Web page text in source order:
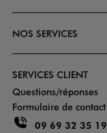
NOS SERVICES
SERVICES CLIENT
Questions/réponses
Formulaire de contact
09 69 32 35 19